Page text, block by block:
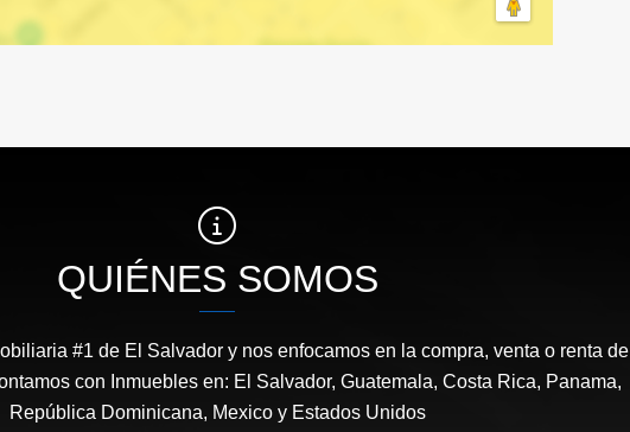
QUIÉNES SOMOS
#1 de El Salvador y nos enfocamos en la compra, venta o renta de
con Inmuebles en: El Salvador, Guatemala, Costa Rica, Panama,
República Dominicana, Mexico y Estados Unidos